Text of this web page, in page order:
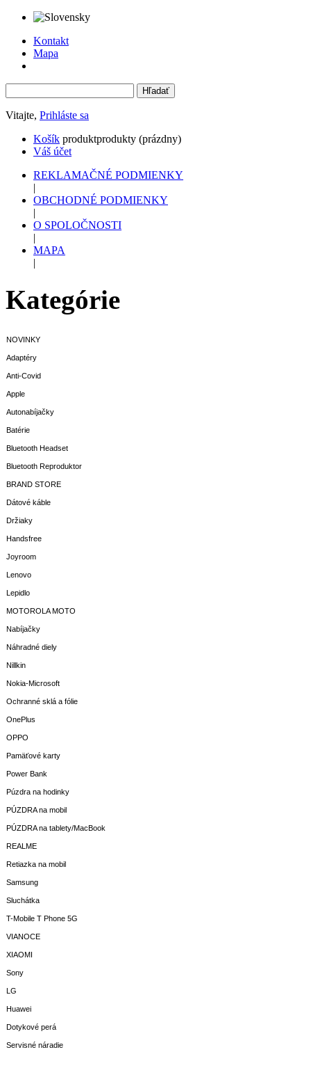
Kontakt
Mapa
Vitajte, Prihláste sa
Košík produktprodukty (prázdny)
Váš účet
REKLAMAČNÉ PODMIENKY
|
OBCHODNÉ PODMIENKY
|
O SPOLOČNOSTI
|
MAPA
|
Kategórie
NOVINKY
Adaptéry
Anti-Covid
Apple
Autonabíjačky
Batérie
Bluetooth Headset
Bluetooth Reproduktor
BRAND STORE
Dátové káble
Držiaky
Handsfree
Joyroom
Lenovo
Lepidlo
MOTOROLA MOTO
Nabíjačky
Náhradné diely
Nillkin
Nokia-Microsoft
Ochranné sklá a fólie
OnePlus
OPPO
Pamäťové karty
Power Bank
Púzdra na hodinky
PÚZDRA na mobil
PÚZDRA na tablety/MacBook
REALME
Retiazka na mobil
Samsung
Sluchátka
T-Mobile T Phone 5G
VIANOCE
XIAOMI
Sony
LG
Huawei
Dotykové perá
Servisné náradie